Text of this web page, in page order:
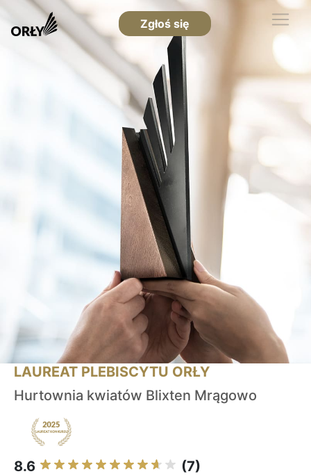
Zgłoś się
LAUREAT PLEBISCYTU ORŁY
Hurtownia kwiatów Blixten Mrągowo
8.6 (7)